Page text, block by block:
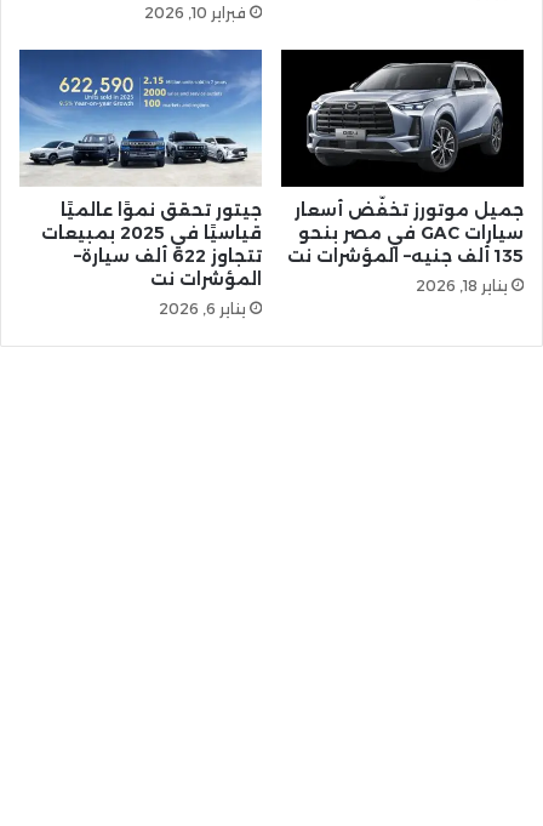
فبراير 10, 2026
جميل موتورز تخفّض أسعار
سيارات GAC في مصر بنحو
135 ألف جنيه– المؤشرات نت
يناير 18, 2026
جيتور تحقق نموًا عالميًا
قياسيًا في 2025 بمبيعات
تتجاوز 622 ألف سيارة–
المؤشرات نت
يناير 6, 2026